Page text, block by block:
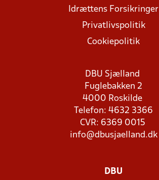
Idrættens Forsikringer
Privatlivspolitik
Cookiepolitik
DBU Sjælland
Fuglebakken 2
4000 Roskilde
Telefon: 4632 3366
CVR: 6369 0015
info@dbusjaelland.dk
DBU